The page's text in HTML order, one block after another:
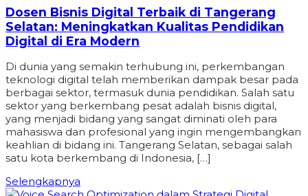
Dosen Bisnis Digital Terbaik di Tangerang
Selatan: Meningkatkan Kualitas Pendidikan
Digital di Era Modern
Di dunia yang semakin terhubung ini, perkembangan
teknologi digital telah memberikan dampak besar pada
berbagai sektor, termasuk dunia pendidikan. Salah satu
sektor yang berkembang pesat adalah bisnis digital,
yang menjadi bidang yang sangat diminati oleh para
mahasiswa dan profesional yang ingin mengembangkan
keahlian di bidang ini. Tangerang Selatan, sebagai salah
satu kota berkembang di Indonesia, […]
Selengkapnya